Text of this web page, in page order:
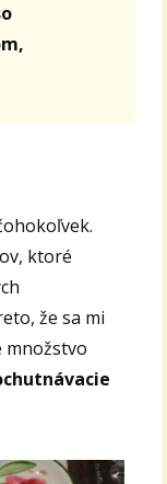
ktoré
že sa mi
množstvo